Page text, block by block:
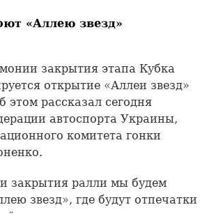
«Аллею звезд»
закрытия этапа Кубка
открытие «Аллеи звезд»
этом рассказал сегодня
автоспорта Украины,
комитета гонки
закрытия ралли мы будем
звезд», где будут отпечатки